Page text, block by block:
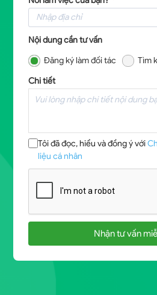
Nội dung cần tư vấn
Đăng ký làm đối tác
Tìm
Chi tiết
Tôi đã đọc, hiểu và đồng ý với
liệu cá nhân
Nhận tư vấn